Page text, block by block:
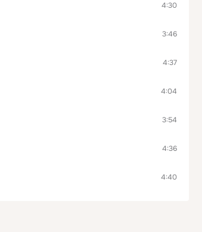
4:30
3:46
4:37
4:04
3:54
4:36
4:40